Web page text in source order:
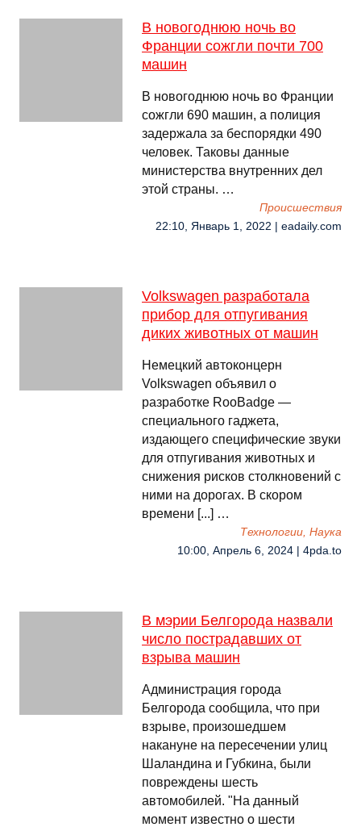
В новогоднюю ночь во
Франции сожгли почти 700
машин
В новогоднюю ночь во Франции
сожгли 690 машин, а полиция
задержала за беспорядки 490
человек. Таковы данные
министерства внутренних дел
этой страны. …
Происшествия
22:10, Январь 1, 2022 | eadaily.com
Volkswagen разработала
прибор для отпугивания
диких животных от машин
Немецкий автоконцерн
Volkswagen объявил о
разработке RooBadge —
специального гаджета,
издающего специфические звуки
для отпугивания животных и
снижения рисков столкновений с
ними на дорогах. В скором
времени [...] …
Технологии, Наука
10:00, Апрель 6, 2024 | 4pda.to
В мэрии Белгорода назвали
число пострадавших от
взрыва машин
Администрация города
Белгорода сообщила, что при
взрыве, произошедшем
накануне на пересечении улиц
Шаландина и Губкина, были
повреждены шесть
автомобилей. "На данный
момент известно о шести